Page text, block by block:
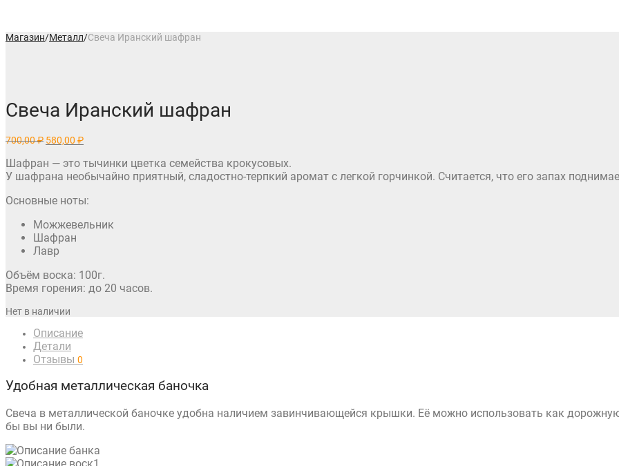
Магазин/Металл/Свеча Иранский шафран
Свеча Иранский шафран
700,00₽ Первоначальная
составляла
700,00 ₽.
580,00 ₽Текущая
580,00 ₽.
Шафран — это тычинки цветка семейства крокусовых.
У шафрана необычайно приятный, сладостно-терпкий аромат с легкой горчинкой. Считается, что его запах
Основные ноты:
Можжевельник
Шафран
Лавр
Объём воска: 100г.
Время горения: до 20 часов.
Нет в наличии
Описание
Детали
Отзывы 0
Удобная металлическая баночка
Cвеча в металлической баночке удобна наличием завинчивающейся крышки. Её можно использовать как
бы вы ни были.